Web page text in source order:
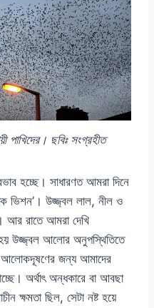
পাখিদের। ছবিঃ সংগ্রহীত
হচ্ছে। সাধারণত আমরা দিনে
ভিশন’। উজ্জ্বল লাল, নীল ও
আর রাতে আমরা দেখি
হয় উজ্জ্বল আলোর অনুপস্থিতিতে
জন্য আমাদের
অর্থাৎ অন্ধকারে বা আবছা
ক্ষমতা ছিল, সেটা নষ্ট হয়ে